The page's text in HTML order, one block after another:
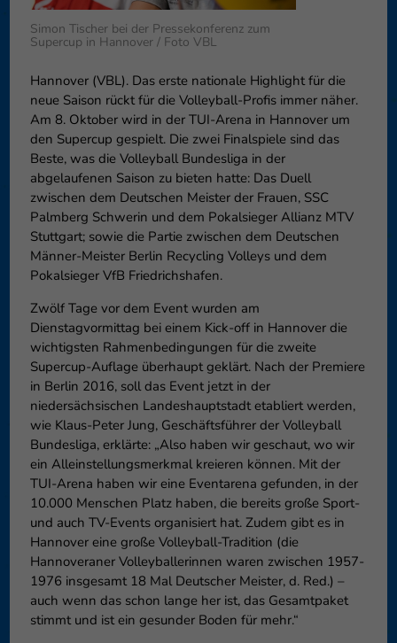
Simon Tischer bei der Pressekonferenz zum
Supercup in Hannover / Foto VBL
Hannover (VBL). Das erste nationale Highlight für die
neue Saison rückt für die Volleyball-Profis immer näher.
Am 8. Oktober wird in der TUI-Arena in Hannover um
den Supercup gespielt. Die zwei Finalspiele sind das
Beste, was die Volleyball Bundesliga in der
abgelaufenen Saison zu bieten hatte: Das Duell
zwischen dem Deutschen Meister der Frauen, SSC
Palmberg Schwerin und dem Pokalsieger Allianz MTV
Stuttgart; sowie die Partie zwischen dem Deutschen
Männer-Meister Berlin Recycling Volleys und dem
Pokalsieger VfB Friedrichshafen.
Zwölf Tage vor dem Event wurden am
Dienstagvormittag bei einem Kick-off in Hannover die
wichtigsten Rahmenbedingungen für die zweite
Supercup-Auflage überhaupt geklärt. Nach der Premiere
in Berlin 2016, soll das Event jetzt in der
niedersächsischen Landeshauptstadt etabliert werden,
wie Klaus-Peter Jung, Geschäftsführer der Volleyball
Bundesliga, erklärte: „Also haben wir geschaut, wo wir
ein Alleinstellungsmerkmal kreieren können. Mit der
TUI-Arena haben wir eine Eventarena gefunden, in der
10.000 Menschen Platz haben, die bereits große Sport-
und auch TV-Events organisiert hat. Zudem gibt es in
Hannover eine große Volleyball-Tradition (die
Hannoveraner Volleyballerinnen waren zwischen 1957-
1976 insgesamt 18 Mal Deutscher Meister, d. Red.) –
auch wenn das schon lange her ist, das Gesamtpaket
stimmt und ist ein gesunder Boden für mehr.“
Datenschutzeinstellungen
Essenziell (1)
Externe Medien (6)
Inhalte von Videoplattformen
blockiert. Wenn Cookies von
diese Inhalte keiner manuellen